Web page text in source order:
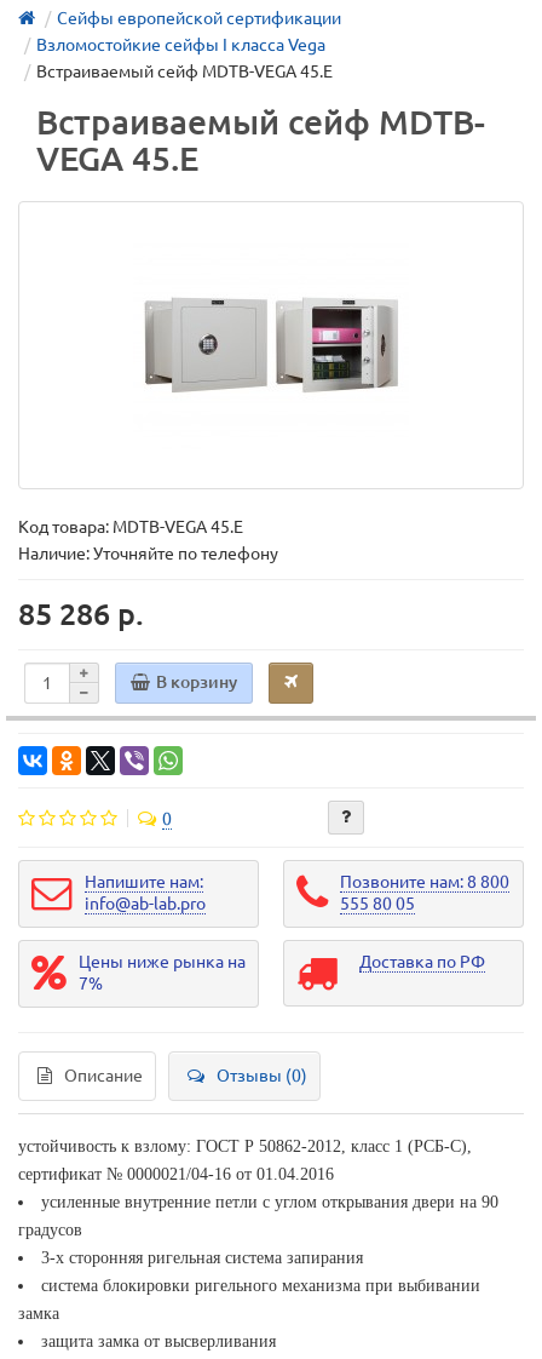
Сейфы европейской сертификации
Взломостойкие сейфы I класса Vega
Встраиваемый сейф MDТВ-VEGA 45.E
Встраиваемый сейф MDТВ-
VEGA 45.E
Код товара: MDТВ-VEGA 45.E
Наличие: Уточняйте по телефону
85 286 р.
В корзину
0
Напишите нам:
info@ab-lab.pro
Позвоните нам: 8 800
555 80 05
Цены ниже рынка на
7%
Доставка по РФ
Описание Отзывы (0)
устойчивость к взлому: ГОСТ Р 50862-2012, класс 1 (РСБ-С),
сертификат № 0000021/04-16 от 01.04.2016
усиленные внутренние петли с углом открывания двери на 90
градусов
3-х сторонняя ригельная система запирания
система блокировки ригельного механизма при выбивании
замка
защита замка от высверливания